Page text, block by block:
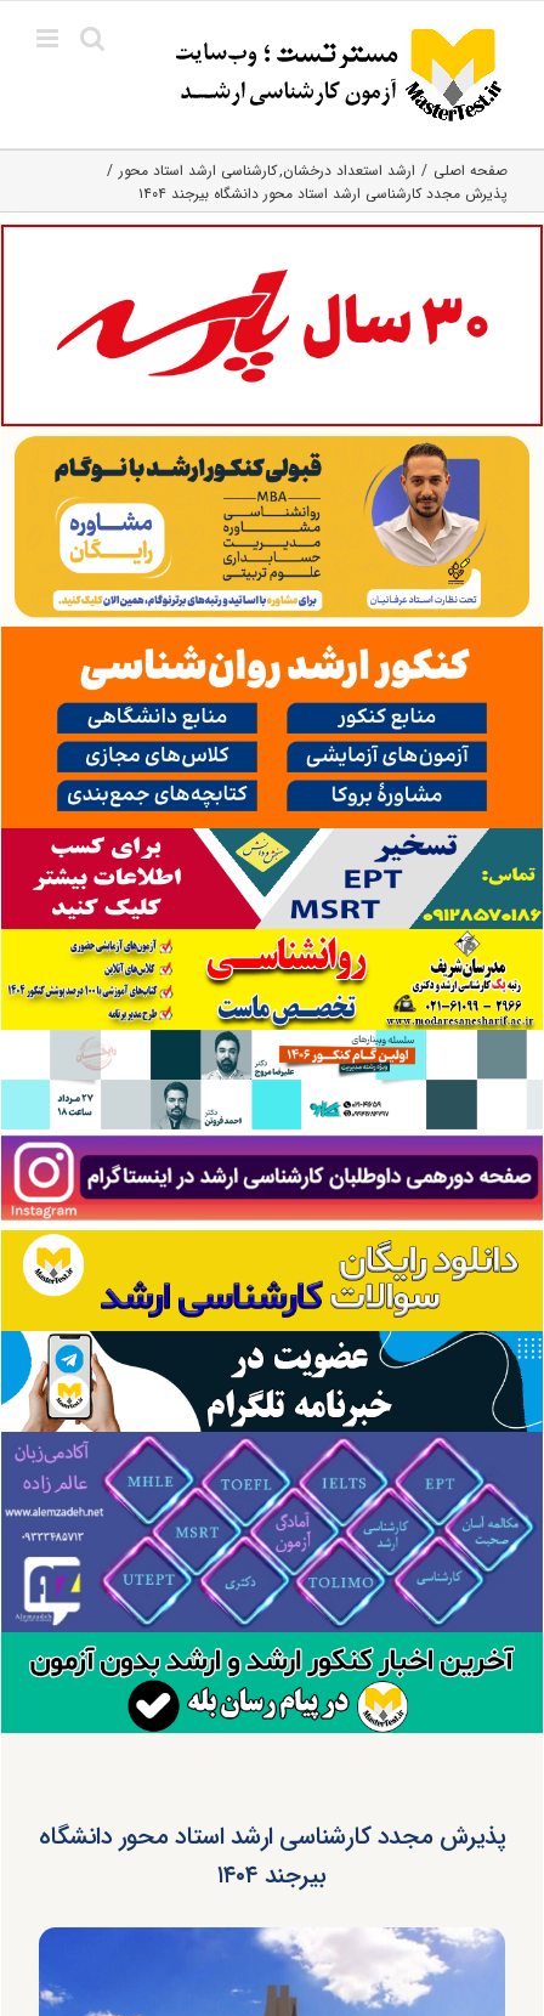
content
صفحه اصلی ارشد استعداد درخشان کارشناسی ارشد استاد محور
پذیرش مجدد کارشناسی ارشد استاد محور دانشگاه بیرجند ۱۴۰۴
پذیرش مجدد کارشناسی ارشد استاد محور دانشگاه
بیرجند ۱۴۰۴